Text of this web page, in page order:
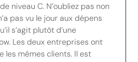
niveau C. N’oubliez pas non
pas vu le jour aux dépens
s’agit plutôt d’une
Les deux entreprises ont
les mêmes clients. Il est